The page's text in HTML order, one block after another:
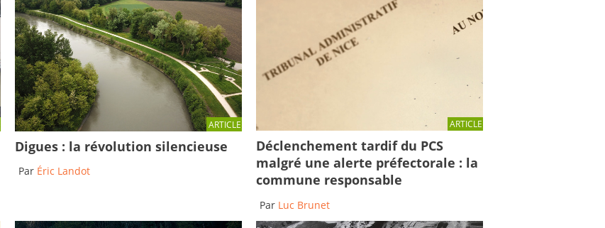
ARTICLE
Digues : la révolution silencieuse
Par Éric Landot
ARTICLE
Déclenchement tardif du PCS
malgré une alerte préfectorale : la
commune responsable
Par Luc Brunet